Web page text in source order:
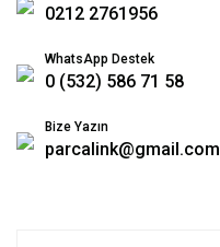
0212 2761956
WhatsApp Destek
0 (532) 586 71 58
Bize Yazın
parcalink@gmail.com